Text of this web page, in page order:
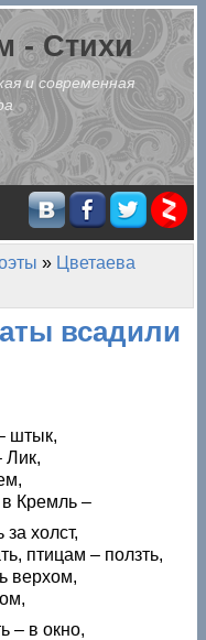
- Стихи
и современная
» Цветаева
всадили
штык,
Лик,
в Кремль –
холст,
птицам – ползть,
верхом,
– в окно,